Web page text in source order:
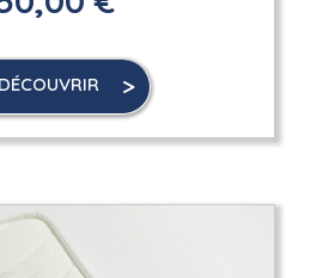
DÉCOUVRIR